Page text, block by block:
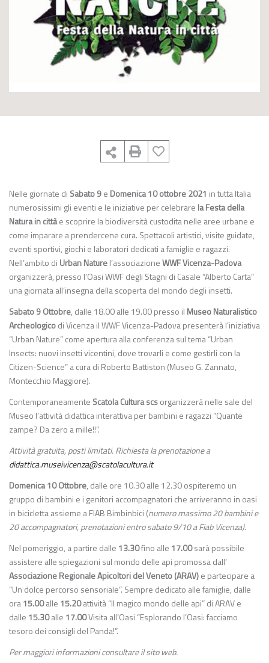
Nelle giornate di Sabato 9e Domenica 10 ottobre 2021 in tutta Italia
numerosissimi gli eventi e le iniziative per celebrare la Festa della
Natura in cittàe scoprire la biodiversità custodita nelle aree urbane e
come imparare a prendercene cura. Spettacoli artistici, visite guidate,
eventi sportivi, giochi e laboratori dedicati a famiglie e ragazzi.
Nell’ambito di Urban Naturel’associazioneWWF Vicenza-Padova
organizzerà, presso l’Oasi WWF degli Stagni di Casale “Alberto Carta”
una giornata all’insegna della scoperta del mondo degli insetti.
Sabato 9 Ottobre, dalle 18.00 alle 19.00 presso il Museo Naturalistico
Archeologicodi Vicenza il WWF Vicenza-Padova presenterà l’iniziativa
“Urban Nature” come apertura alla conferenza sul tema “Urban
Insects: nuovi insetti vicentini, dove trovarli e come gestirli con la
Citizen-Science” a cura di Roberto Battiston (Museo G. Zannato,
Montecchio Maggiore).
Contemporaneamente Scatola Cultura scsorganizzerà nelle sale del
Museo l’attività didattica interattiva per bambini e ragazzi “Quante
zampe? Da zero a mille!!”.
Attività gratuita, posti limitati. Richiesta la prenotazione a
didattica.museivicenza@scatolacultura.it
Domenica 10 Ottobre, dalle ore 10.30 alle 12.30 ospiteremo un
gruppo di bambini e i genitori accompagnatori che arriveranno in oasi
in bicicletta assieme a FIAB Bimbinbici (numero massimo 20 bambini e
20 accompagnatori, prenotazioni entro sabato 9/10 a Fiab Vicenza).
Nel pomeriggio, a partire dalle 13.30fino alle 17.00sarà possibile
assistere alle spiegazioni sul mondo delle api promossa dall’
Associazione Regionale Apicoltori del Veneto (ARAV)e partecipare a
“Un dolce percorso sensoriale”. Sempre dedicato alle famiglie, dalle
ora15.00alle 15.20attività “Il magico mondo delle api” di ARAV e
dalle 15.30alle 17.00Visita all’Oasi “Esplorando l’Oasi: facciamo
tesoro dei consigli del Panda!”.
Per maggiori informazioni consultare il sito web.